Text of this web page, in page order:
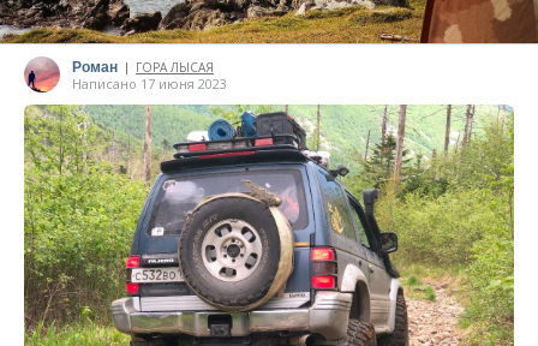
Роман | ГОРА ЛЫСАЯ
Написано 17 июня 2023